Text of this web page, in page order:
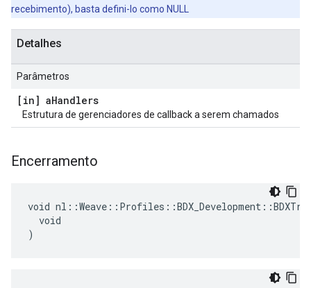
recebimento), basta defini-lo como NULL
Detalhes
Parâmetros
[in] aHandlers
Estrutura de gerenciadores de callback a serem chamados
Encerramento
void
  void
)